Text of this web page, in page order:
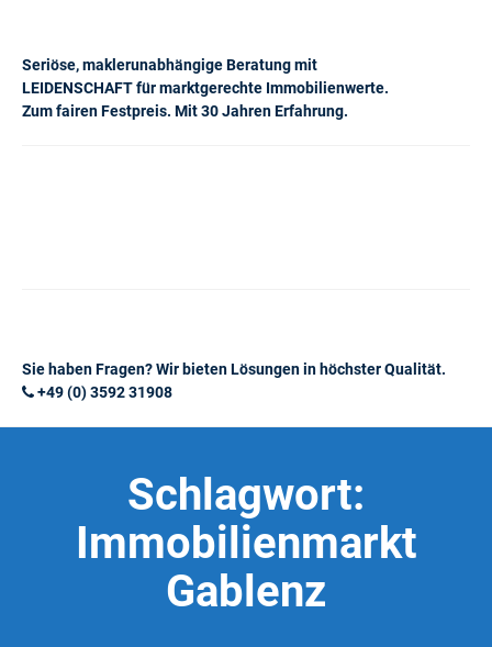
Seriöse, maklerunabhängige Beratung mit
LEIDENSCHAFT für marktgerechte Immobilienwerte.
Zum fairen Festpreis. Mit 30 Jahren Erfahrung.
Sie haben Fragen? Wir bieten Lösungen in höchster Qualität.
+49 (0) 3592 31908
Schlagwort:
Immobilienmarkt
Gablenz